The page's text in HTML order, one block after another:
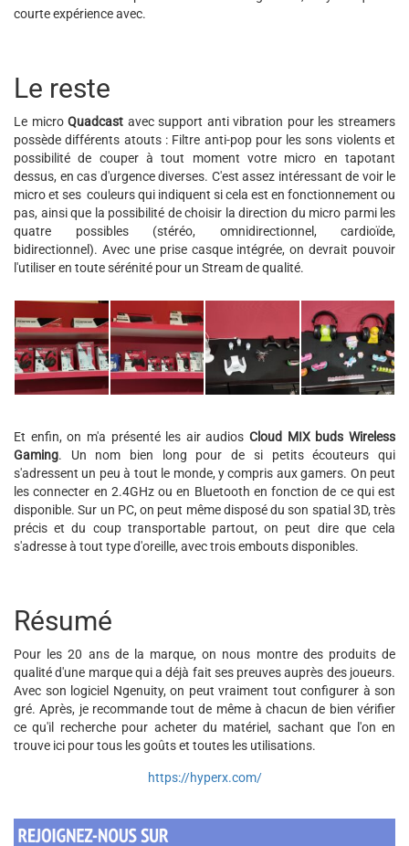
courte expérience avec.
Le reste
Le microQuadcast avec support anti vibration pour les streamers
possède différents atouts : Filtre anti-pop pour les sons violents et
possibilité de couper à tout moment votre micro en tapotant
dessus, en cas d'urgence diverses. C'est assez intéressant de voir le
micro et ses couleurs qui indiquent si cela est en fonctionnement ou
pas, ainsi que la possibilité de choisir la direction du micro parmi les
quatre possibles (stéréo, omnidirectionnel, cardioïde,
bidirectionnel). Avec une prise casque intégrée, on devrait pouvoir
l'utiliser en toute sérénité pour un Stream de qualité.
Et enfin, on m'a présenté les air audiosCloud MIX buds Wireless
Gaming. Un nom bien long pour de si petits écouteurs qui
s'adressent un peu à tout le monde, y compris aux gamers. On peut
les connecter en 2.4GHz ou en Bluetooth en fonction de ce qui est
disponible. Sur un PC, on peut même disposé du son spatial 3D, très
précis et du coup transportable partout, on peut dire que cela
s'adresse à tout type d'oreille, avec trois embouts disponibles.
Résumé
Pour les 20 ans de la marque, on nous montre des produits de
qualité d'une marque qui a déjà fait ses preuves auprès des joueurs.
Avec son logiciel Ngenuity, on peut vraiment tout configurer à son
gré. Après, je recommande tout de même à chacun de bien vérifier
ce qu'il recherche pour acheter du matériel, sachant que l'on en
trouve ici pour tous les goûts et toutes les utilisations.
https://hyperx.com/